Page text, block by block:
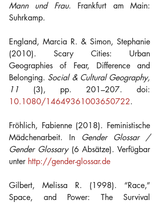
Mann und Frau. Frankfurt am Main:
Suhrkamp.
England, Marcia R. & Simon, Stephanie
(2010). Scary Cities: Urban
Geographies of Fear, Difference and
Belonging. Social & Cultural Geography,
11
10.1080/14649361003650722.
Fröhlich, Fabienne (2018). Feministische
Mädchenarbeit. In Gender Glossar /
Gender Glossary (6 Absätze). Verfügbar
unter http://gender-glossar.de
Gilbert, Melissa R. (1998). “Race,”
Space, and Power: The Survival